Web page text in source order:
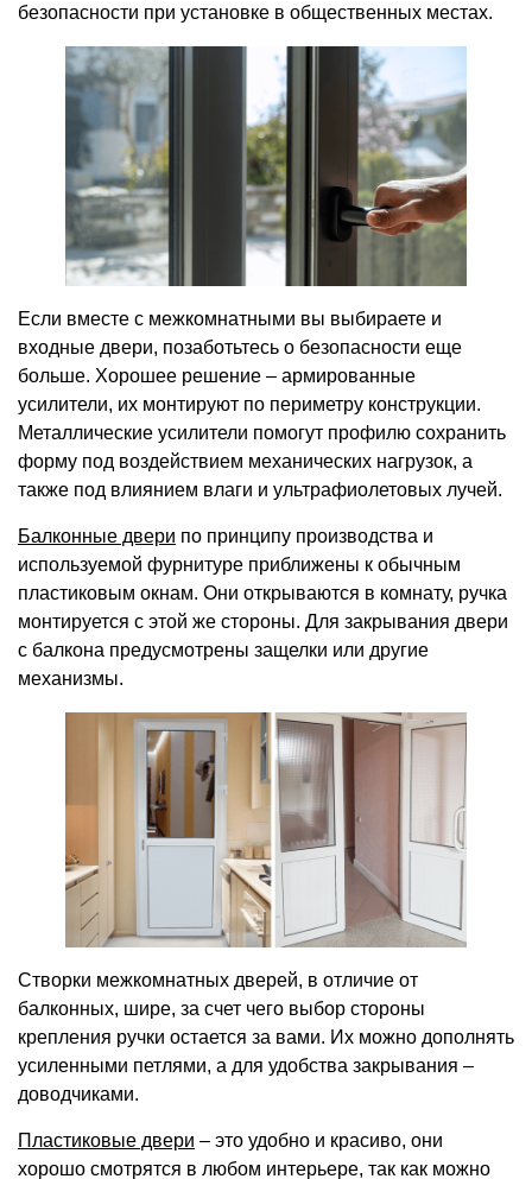
безопасности при установке в общественных местах.
Если вместе с межкомнатными вы выбираете и
входные двери, позаботьтесь о безопасности еще
больше. Хорошее решение – армированные
усилители, их монтируют по периметру конструкции.
Металлические усилители помогут профилю сохранить
форму под воздействием механических нагрузок, а
также под влиянием влаги и ультрафиолетовых лучей.
Балконные двери по принципу производства и
используемой фурнитуре приближены к обычным
пластиковым окнам. Они открываются в комнату, ручка
монтируется с этой же стороны. Для закрывания двери
с балкона предусмотрены защелки или другие
механизмы.
Створки межкомнатных дверей, в отличие от
балконных, шире, за счет чего выбор стороны
крепления ручки остается за вами. Их можно дополнять
усиленными петлями, а для удобства закрывания –
доводчиками.
Пластиковые двери – это удобно и красиво, они
хорошо смотрятся в любом интерьере, так как можно